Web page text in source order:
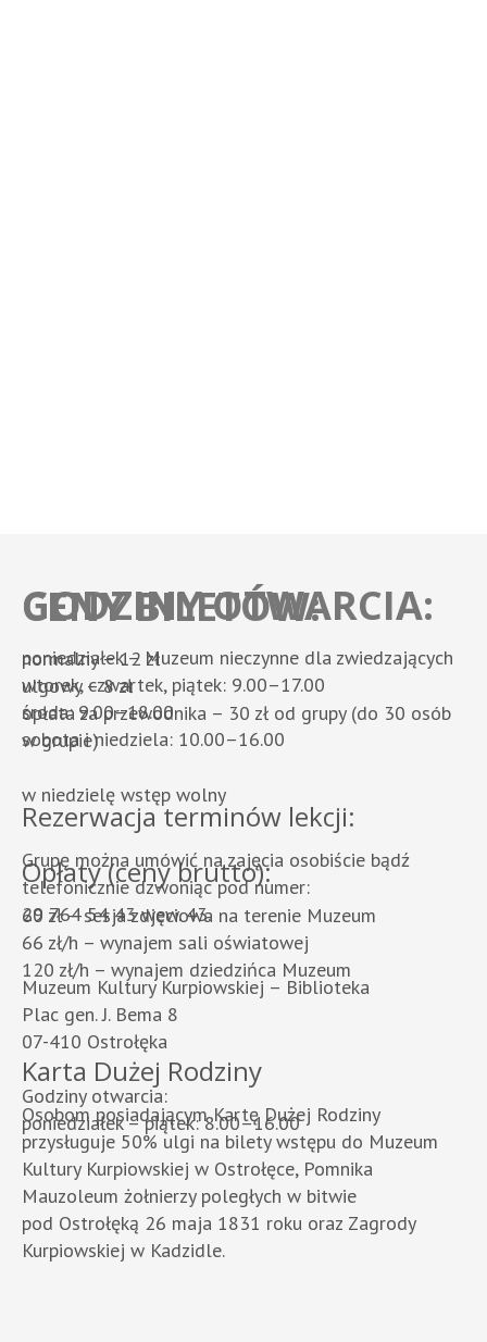
GODZINY OTWARCIA:
poniedziałek – Muzeum nieczynne dla zwiedzających
wtorek, czwartek, piątek: 9.00–17.00
środa: 9.00–18.00
sobota i niedziela: 10.00–16.00
Rezerwacja terminów lekcji:
Grupę można umówić na zajęcia osobiście bądź
telefonicznie dzwoniąc pod numer:
29 764 54 43 wew. 43.
Muzeum Kultury Kurpiowskiej – Biblioteka
Plac gen. J. Bema 8
07-410 Ostrołęka
Godziny otwarcia:
poniedziałek – piątek: 8.00–16.00
CENY BILETÓW:
normalny – 12 zł
ulgowy – 8 zł
opłata za przewodnika – 30 zł od grupy (do 30 osób
w grupie)
w niedzielę wstęp wolny
Opłaty (ceny brutto):
60 zł – sesja zdjęciowa na terenie Muzeum
66 zł/h – wynajem sali oświatowej
120 zł/h – wynajem dziedzińca Muzeum
Karta Dużej Rodziny
Osobom posiadającym Kartę Dużej Rodziny
przysługuje 50% ulgi na bilety wstępu do Muzeum
Kultury Kurpiowskiej w Ostrołęce, Pomnika
Mauzoleum żołnierzy poległych w bitwie
pod Ostrołęką 26 maja 1831 roku oraz Zagrody
Kurpiowskiej w Kadzidle.